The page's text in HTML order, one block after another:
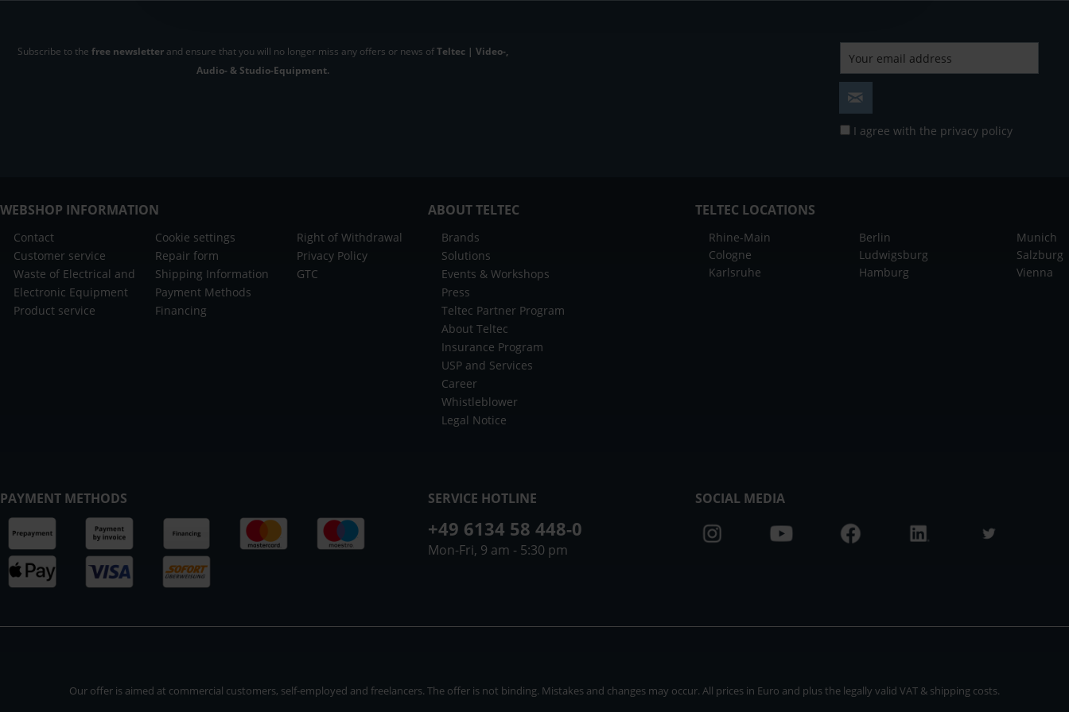
Subscribe to the free newsletterand ensure that you will no longer miss any offers or news ofTeltec | Video-,
Audio- & Studio-Equipment.
I agree with the privacy policy
WEBSHOP INFORMATION
Contact
Customer service
Waste of Electrical and
Electronic Equipment
Product service
Cookie settings
Repair form
Shipping Information
Payment Methods
Financing
Right of Withdrawal
Privacy Policy
GTC
ABOUT TELTEC
Brands
Solutions
Events & Workshops
Press
Teltec Partner Program
About Teltec
Insurance Program
USP and Services
Career
Whistleblower
Legal Notice
TELTEC LOCATIONS
Rhine-Main
Cologne
Karlsruhe
Berlin
Ludwigsburg
Hamburg
Munich
Salzburg
Vienna
PAYMENT METHODS SERVICE HOTLINE
+49 6134 58 448-0
Mon-Fri, 9 am - 5:30 pm
SOCIAL MEDIA
Our offer is aimed at commercial customers, self-employed and freelancers. The offer is not binding. Mistakes and changes may occur. All prices in Euro and plus the legally valid VAT & shipping costs.